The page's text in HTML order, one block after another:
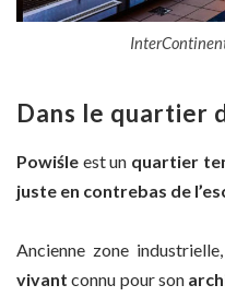
Dans le quartier
Powiśle est un quartier
juste en contrebas de
Ancienne zone
vivant connu pour son